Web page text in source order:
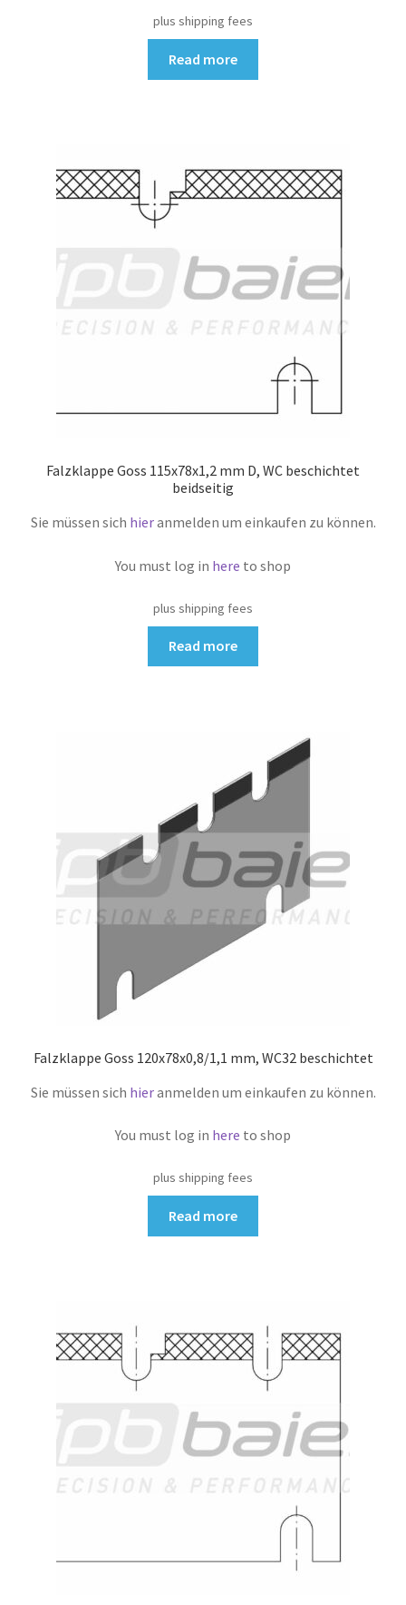
plus shipping fees
Read more
Falzklappe Goss 115x78x1,2 mm D, WC beschichtet
beidseitig
Sie müssen sich hieranmelden um einkaufen zu können.
You must log in here to shop
plus shipping fees
Read more
Falzklappe Goss 120x78x0,8/1,1 mm, WC32 beschichtet
Sie müssen sich hieranmelden um einkaufen zu können.
You must log in here to shop
plus shipping fees
Read more